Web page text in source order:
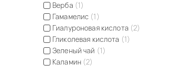
Верба (1)
Гамамелис (1)
Гиалуроновая кислота (2)
Гликолевая кислота (1)
Зеленый чай (1)
Каламин (2)